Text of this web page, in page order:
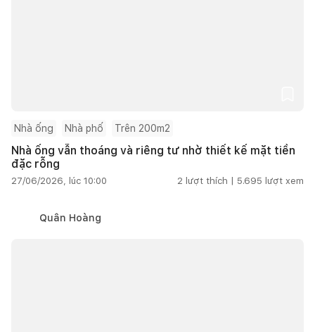
Nhà ống Nhà phố Trên 200m2
Nhà ống vẫn thoáng và riêng tư nhờ thiết kế mặt tiền
đặc rỗng
27/06/2026, lúc 10:00 2 lượt thích | 5.695 lượt xem
Quân Hoàng